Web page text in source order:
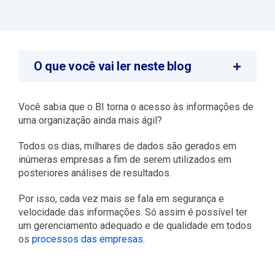
Você sabia que o BI torna o acesso às informações de
uma organização ainda mais ágil?
Todos os dias, milhares de dados são gerados em
inúmeras empresas a fim de serem utilizados em
posteriores análises de resultados.
Por isso, cada vez mais se fala em segurança e
velocidade das informações. Só assim é possível ter
um gerenciamento adequado e de qualidade em todos
os processos das empresas.
O que você vai ler neste blog